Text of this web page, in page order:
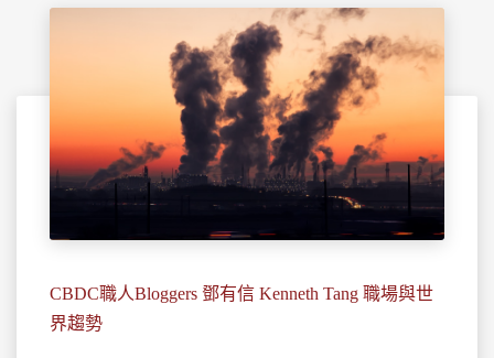
CBDC職人Bloggers 鄧有信 Kenneth Tang 職場與世
界趨勢